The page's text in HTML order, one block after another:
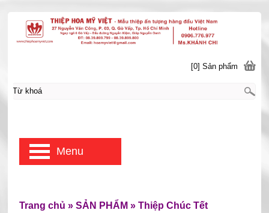
Trang chủ » SẢN PHẨM » Thiệp Chúc Tết
[0] Sản phẩm
Menu